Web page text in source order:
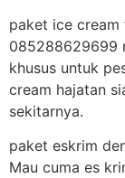
paket ice cream
085288629699
khusus untuk
cream hajatan
sekitarnya.
paket eskrim
Mau cuma es